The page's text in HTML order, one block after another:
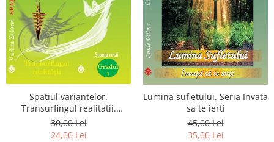
Spatiul variantelor.
Transurfingul realitatii.
Gradul 1. Cum sa ne
dezvoltam intuitia si sa ne
30,00 Lei
24,00 Lei
Lumina sufletului. Seria Invata
sa te ierti
45,00 Lei
35,00 Lei